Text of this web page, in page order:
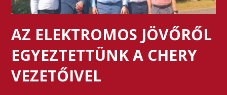
AZ ELEKTROMOS JÖVŐRŐL
EGYEZTETTÜNK A CHERY
VEZETŐIVEL